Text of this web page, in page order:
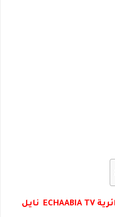
تردد قناة الشعبية الجزائرية ECHAABIA TV نايل